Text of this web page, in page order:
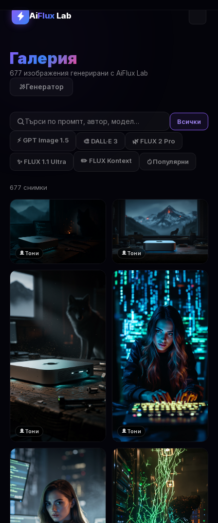
AiFluxLab
Галерия
677 изображения генерирани с AiFlux Lab
Генератор
Всички
⚡ GPT Image 1.5 🎨 DALL·E 3 🌿 FLUX 2 Pro
✨ FLUX 1.1 Ultra ✏️ FLUX Kontext Популярни
677 снимки
Тони Тони
Тони
❤️
1
Тони